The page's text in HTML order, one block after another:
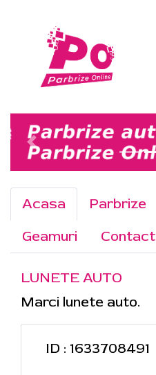
Acasa Parbrize
Geamuri
Contact
LUNETE AUTO
Marci lunete auto.
ID : 1633708491